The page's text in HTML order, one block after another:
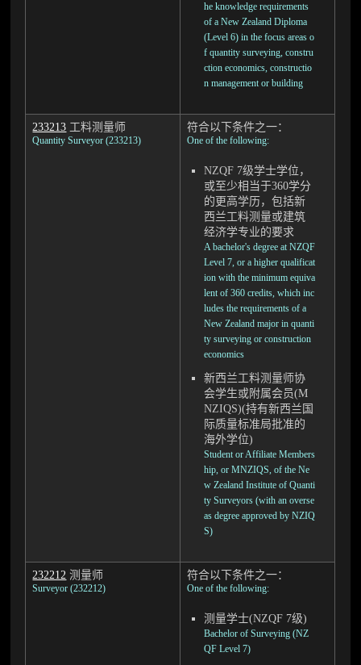
he knowledge requirements
of a New Zealand Diploma
(Level 6) in the focus areas o
f quantity surveying, constru
ction economics, constructio
n management or building
233213 工料测量师
Quantity Surveyor (233213)
符合以下条件之一：
One of the following:
NZQF 7级学士学位，
或至少相当于360学分
的更高学历，包括新
西兰工料测量或建筑
经济学专业的要求
A bachelor's degree at NZQF
Level 7, or a higher qualificat
ion with the minimum equiva
lent of 360 credits, which inc
ludes the requirements of a
New Zealand major in quanti
ty surveying or construction
economics
新西兰工料测量师协
会学生或附属会员(M
NZIQS)(持有新西兰国
际质量标准局批准的
海外学位)
Student or Affiliate Members
hip, or MNZIQS, of the Ne
w Zealand Institute of Quanti
ty Surveyors (with an overse
as degree approved by NZIQ
S)
232212 测量师
Surveyor (232212)
符合以下条件之一：
One of the following:
测量学士(NZQF 7级)
Bachelor of Surveying (NZ
QF Level 7)